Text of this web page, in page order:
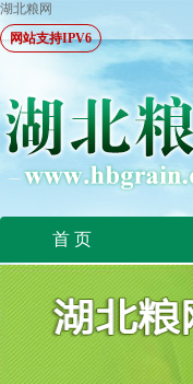
湖北粮网
网站支持IPV6
首 页